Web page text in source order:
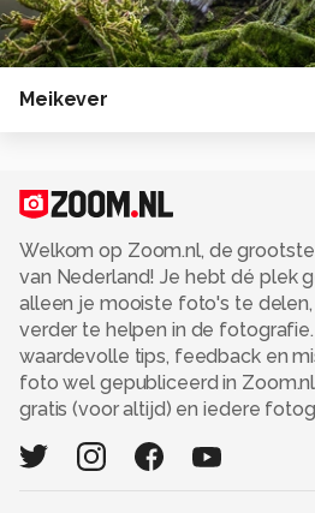
Meikever
Welkom op Zoom.nl, de
van Nederland! Je hebt dé plek
alleen je mooiste foto's te
verder te helpen in de
waardevolle tips, feedback en
foto wel gepubliceerd in
gratis (voor altijd) en iedere